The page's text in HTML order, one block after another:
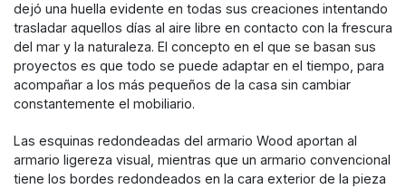
dejó una huella evidente en todas sus creaciones intentando
trasladar aquellos días al aire libre en contacto con la frescura
del mar y la naturaleza. El concepto en el que se basan sus
proyectos es que todo se puede adaptar en el tiempo, para
acompañar a los más pequeños de la casa sin cambiar
constantemente el mobiliario.
Las esquinas redondeadas del armario Wood aportan al
armario ligereza visual, mientras que un armario convencional
tiene los bordes redondeados en la cara exterior de la pieza